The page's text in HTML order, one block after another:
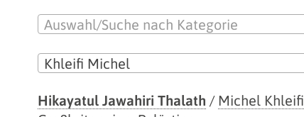
Auswahl/Suche nach Kategorie
Khleifi Michel
Hikayatul Jawahiri Thalath / Michel Khleifi